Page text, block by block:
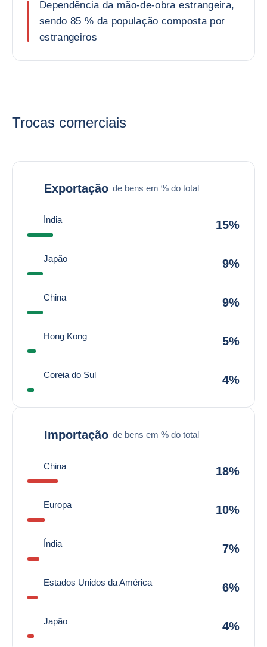
Dependência da mão-de-obra estrangeira,
sendo 85 % da população composta por
estrangeiros
Trocas comerciais
Exportação de bens em % do total
Índia 15%
Japão 9%
China 9%
Hong Kong 5%
Coreia do Sul 4%
Importação de bens em % do total
China 18%
Europa 10%
Índia 7%
Estados Unidos da América 6%
Japão 4%